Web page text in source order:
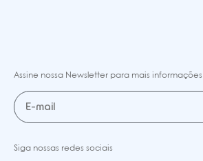
Assine nossa Newsletter para mais informações
Siga nossas redes sociais